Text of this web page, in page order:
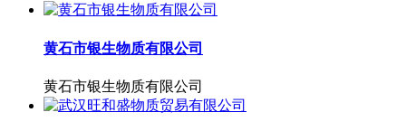
黄石市银生物质有限公司
黄石市银生物质有限公司